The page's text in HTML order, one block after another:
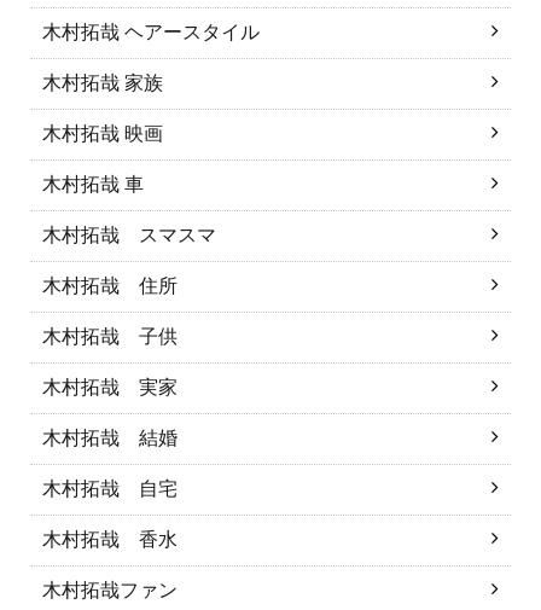
木村拓哉 ヘアースタイル
木村拓哉 家族
木村拓哉 映画
木村拓哉 車
木村拓哉 スマスマ
木村拓哉 住所
木村拓哉 子供
木村拓哉 実家
木村拓哉 結婚
木村拓哉 自宅
木村拓哉 香水
木村拓哉ファン